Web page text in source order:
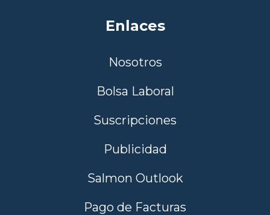
Enlaces
Nosotros
Bolsa Laboral
Suscripciones
Publicidad
Salmon Outlook
Pago de Facturas